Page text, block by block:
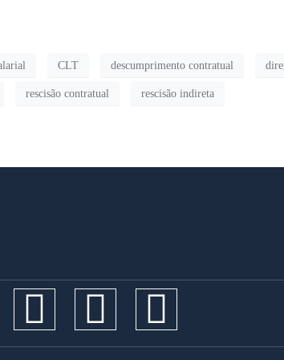
CLT descumprimento contratual
rescisão contratual rescisão indireta